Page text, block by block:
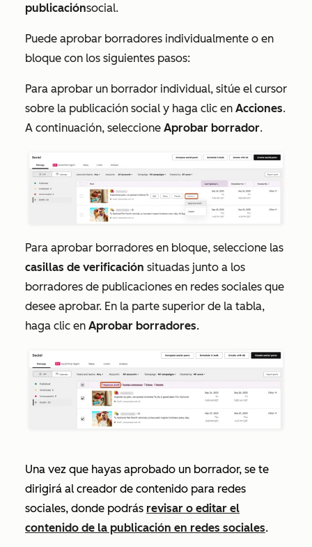
publicaciónsocial.
Puede aprobar borradores individualmente o en
bloque con los siguientes pasos:
Para aprobar un borrador individual, sitúe el cursor
sobre la publicación social y haga clic en Acciones.
A continuación, seleccione Aprobar borrador.
Para aprobar borradores en bloque, seleccione las
casillas de verificación situadas junto a los
borradores de publicaciones en redes sociales que
desee aprobar. En la parte superior de la tabla,
haga clic en Aprobar borradores.
Una vez que hayas aprobado un borrador, se te
dirigirá al creador de contenido para redes
sociales, donde podrás revisar o editar el
contenido de la publicación en redes sociales.